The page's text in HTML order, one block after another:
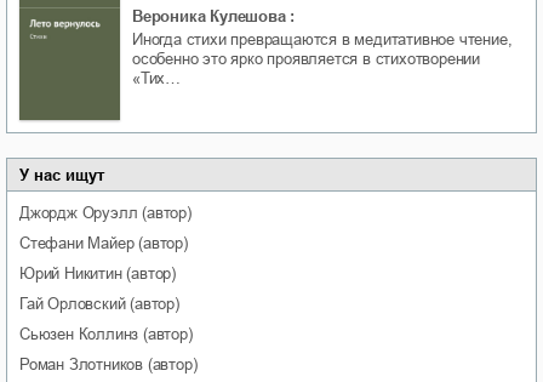
Вероника Кулешова :
Иногда стихи превращаются в медитативное чтение,
особенно это ярко проявляется в стихотворении
«Тих…
У нас ищут
Джордж Оруэлл (автор)
Стефани Майер(автор)
Юрий Никитин(автор)
Гай Орловский(автор)
Сьюзен Коллинз (автор)
Роман Злотников (автор)